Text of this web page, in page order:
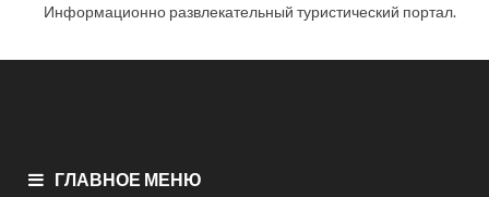
Информационно развлекательный туристический портал.
ГЛАВНОЕ МЕНЮ